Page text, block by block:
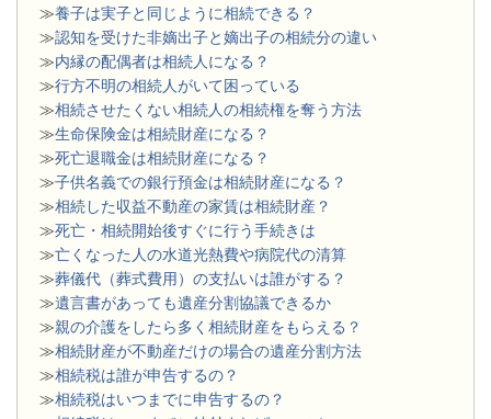
≫養子は実子と同じように相続できる？
≫認知を受けた非嫡出子と嫡出子の相続分の違い
≫内縁の配偶者は相続人になる？
≫行方不明の相続人がいて困っている
≫相続させたくない相続人の相続権を奪う方法
≫生命保険金は相続財産になる？
≫死亡退職金は相続財産になる？
≫子供名義での銀行預金は相続財産になる？
≫相続した収益不動産の家賃は相続財産？
≫死亡・相続開始後すぐに行う手続きは
≫亡くなった人の水道光熱費や病院代の清算
≫葬儀代（葬式費用）の支払いは誰がする？
≫遺言書があっても遺産分割協議できるか
≫親の介護をしたら多く相続財産をもらえる？
≫相続財産が不動産だけの場合の遺産分割方法
≫相続税は誰が申告するの？
≫相続税はいつまでに申告するの？